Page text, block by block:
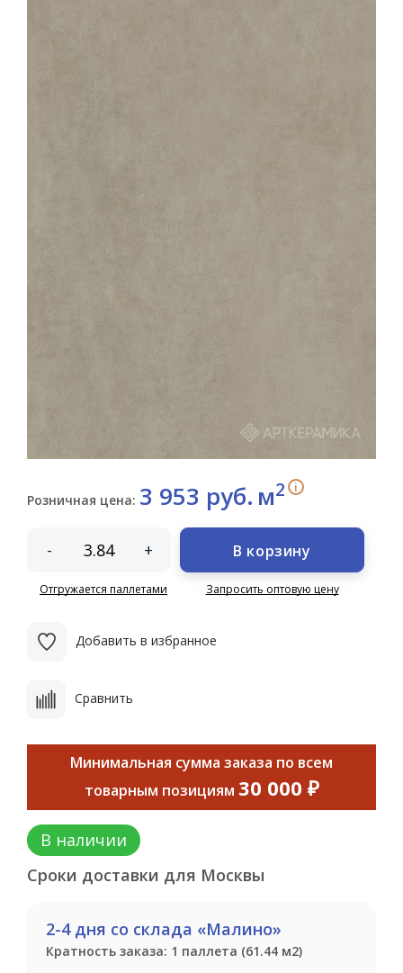
Розничная цена: 3 953 руб. м2 i
- +
Отгружается паллетами
В корзину
Запросить оптовую цену
Добавить в избранное
Сравнить
Минимальная сумма заказа по всем
товарным позициям 30 000 ₽
В наличии
Сроки доставки для Москвы
2-4 дня со склада «Малино»
Кратность заказа: 1 паллета (61.44 м2)